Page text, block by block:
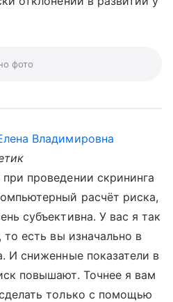
фото
Владимировна
проведении скрининга
расчёт риска,
субъективна. У вас я так
то есть вы изначально в
И сниженные показатели в
повышают. Точнее я вам
только с помощью